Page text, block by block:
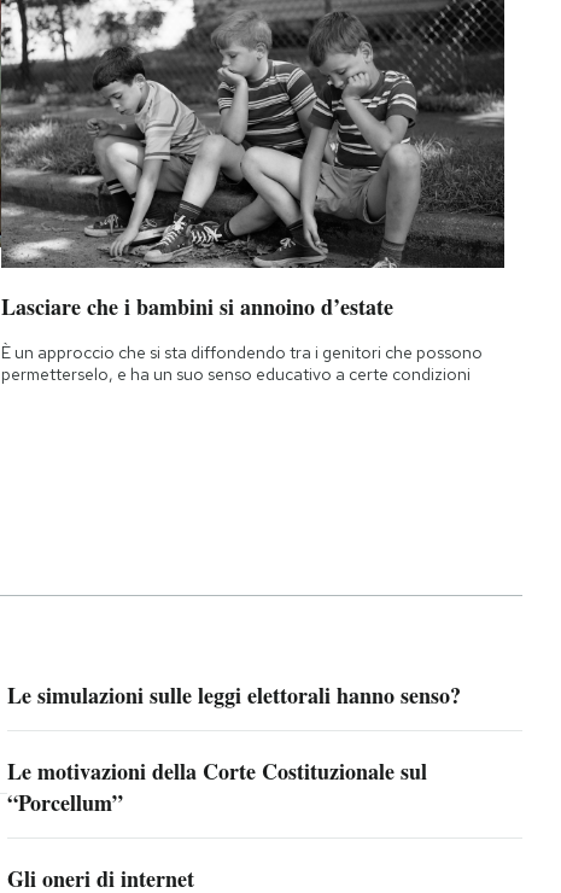
Lasciare che i bambini si annoino d’estate
È un approccio che si sta diffondendo tra i genitori che possono
permetterselo, e ha un suo senso educativo a certe condizioni
Le simulazioni sulle leggi elettorali hanno senso?
Le motivazioni della Corte Costituzionale sul
“Porcellum”
Gli oneri di internet